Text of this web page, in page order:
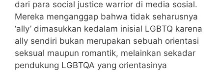
dari para social justice warrior di media sosial.
Mereka menganggap bahwa tidak seharusnya
‘ally’ dimasukkan kedalam inisial LGBTQ karena
ally sendiri bukan merupakan sebuah orientasi
seksual maupun romantik, melainkan sekadar
pendukung LGBTQA yang orientasinya